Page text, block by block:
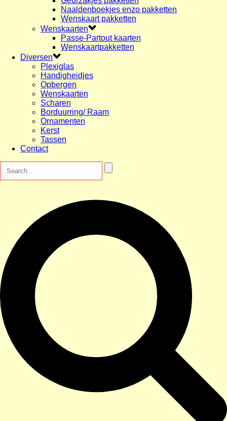
Naaldenboekjes enzo pakketten
Wenskaart pakketten
Wenskaarten
Passe-Partout kaarten
Wenskaartpakketten
Diversen
Plexiglas
Handigheidjes
Opbergen
Wenskaarten
Scharen
Borduurring/ Raam
Ornamenten
Kerst
Tassen
Contact